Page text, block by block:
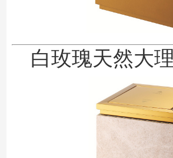
白玫瑰天然大